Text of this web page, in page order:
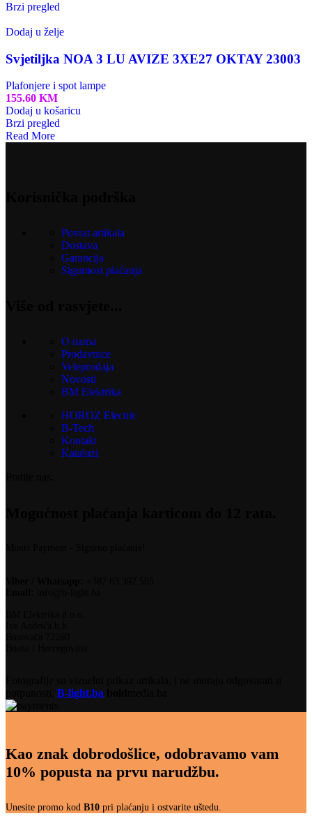
Brzi pregled
Dodaj u želje
Svjetiljka NOA 3 LU AVIZE 3XE27 OKTAY 23003
Plafonjere i spot lampe
155.60 KM
Dodaj u košaricu
Brzi pregled
Read More
Povrat artikala
Dostava
Garancija
Sigurnost plaćanja
O nama
Prodavnice
Veleprodaja
Novosti
BM Elektrika
HOROZ Electric
B-Tech
Kontakt
Katalozi
B-light.ba
Kao znak dobrodošlice, odobravamo vam
10% popusta na prvu narudžbu.
Unesite promo kod B10 pri plaćanju i ostvarite uštedu.